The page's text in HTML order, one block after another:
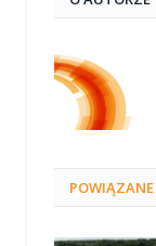
POWIĄZANE